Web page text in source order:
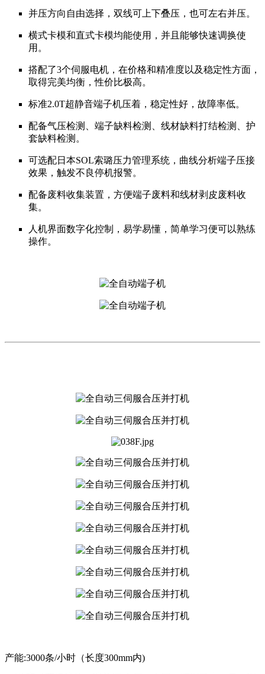
并压方向自由选择，双线可上下叠压，也可左右并压。
横式卡模和直式卡模均能使用，并且能够快速调换使
用。
搭配了3个伺服电机，在价格和精准度以及稳定性方面，
取得完美均衡，性价比极高。
标准2.0T超静音端子机压着，稳定性好，故障率低。
配备气压检测、端子缺料检测、线材缺料打结检测、护
套缺料检测。
可选配日本SOL索璐压力管理系统，曲线分析端子压接
效果，触发不良停机报警。
配备废料收集装置，方便端子废料和线材剥皮废料收
集。
人机界面数字化控制，易学易懂，简单学习便可以熟练
操作。
产能:3000条/小时（长度300mm内)